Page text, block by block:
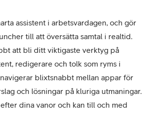
assistent i arbetsvardagen, och gör
till att översätta samtal i realtid.
att bli ditt viktigaste verktyg på
redigerare och tolk som ryms i
blixtsnabbt mellan appar för
och lösningar på kluriga utmaningar.
dina vanor och kan till och med